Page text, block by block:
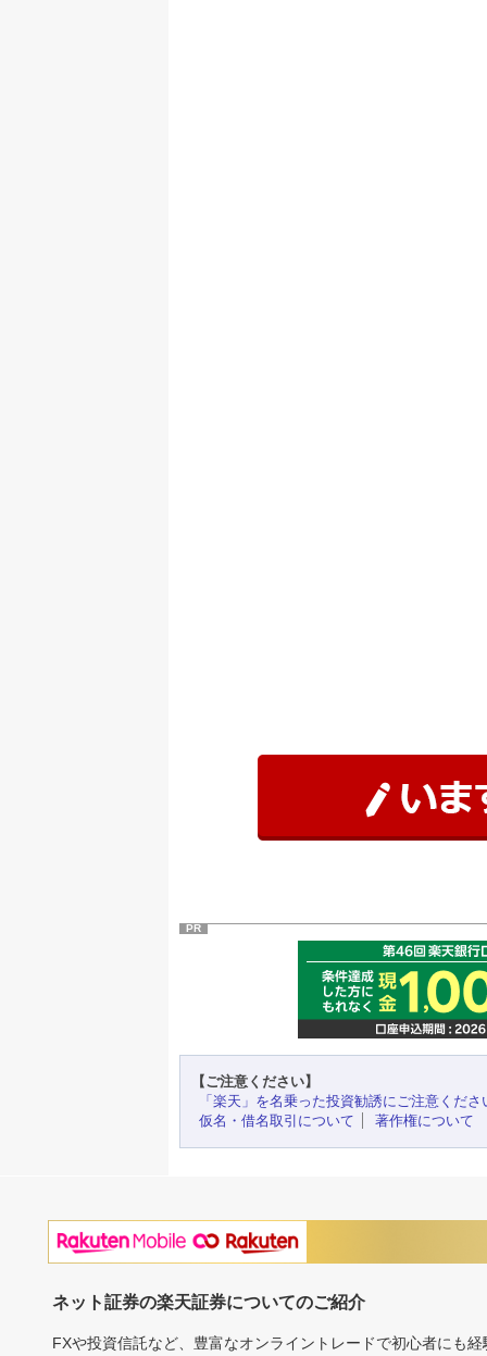
PR
【ご注意ください】
「楽天」を名乗った投資勧誘にご注意くださ
仮名・借名取引について
著作権について
ネット証券の楽天証券についてのご紹介
FXや投資信託など、豊富なオンライントレードで初心者にも